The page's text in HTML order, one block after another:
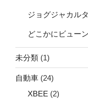
ジョグジャカルタ
どこかにビューン
未分類 (1)
自動車 (24)
XBEE (2)